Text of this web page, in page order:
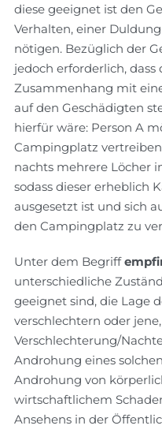
diese geeignet ist den
Verhalten, einer
nötigen. Bezüglich der
jedoch erforderlich,
Zusammenhang mit
auf den Geschädigten
hierfür wäre: Person A
Campingplatz
nachts mehrere Löcher
sodass dieser erheblich
ausgesetzt ist und sich
den Campingplatz zu
Unter dem Begriff
unterschiedliche
geeignet sind, die Lage
verschlechtern oder
Verschlechterung/
Androhung eines
Androhung von
wirtschaftlichem
Ansehens in der